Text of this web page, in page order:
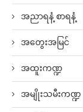
အညာရနံ့ စာရနံ့
အတွေးအမြင်
အထူးကဏ္ဍ
အမျိုးသမီးကဏ္ဍ